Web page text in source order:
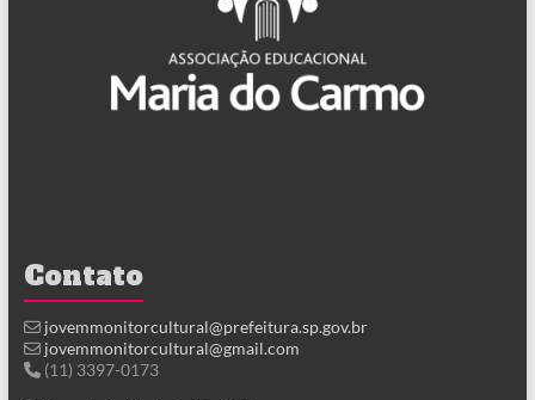
Contato
jovemmonitorcultural@prefeitura.sp.gov.br
jovemmonitorcultural@gmail.com
(11) 3397-0173